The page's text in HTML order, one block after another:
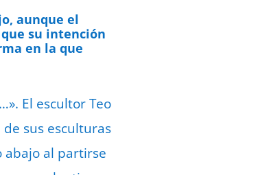
aunque el
su intención
en la que
El escultor Teo
sus esculturas
abajo al partirse